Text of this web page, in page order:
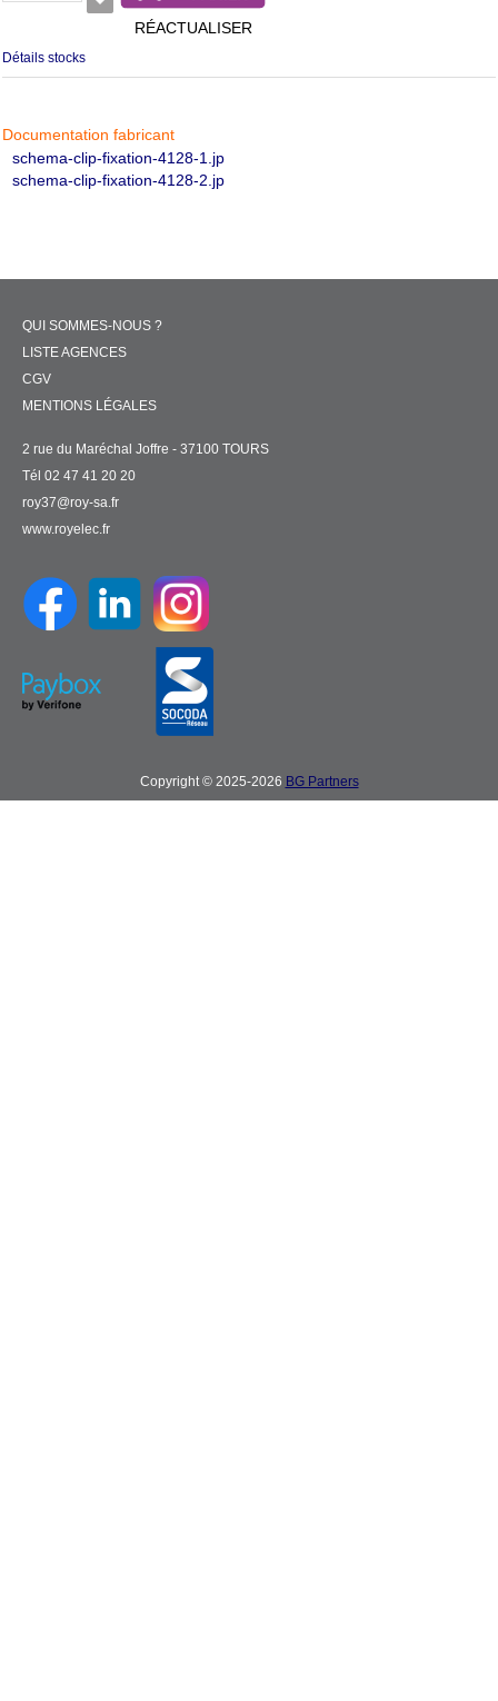
RÉACTUALISER
Détails stocks
Documentation fabricant
schema-clip-fixation-4128-1.jp
schema-clip-fixation-4128-2.jp
QUI SOMMES-NOUS ?
LISTE AGENCES
CGV
MENTIONS LÉGALES
2 rue du Maréchal Joffre - 37100 TOURS
Tél 02 47 41 20 20
roy37@roy-sa.fr
www.royelec.fr
Copyright © 2025-2026 BG Partners